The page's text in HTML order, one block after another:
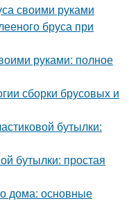
своими руками
бруса при
руками: полное
сборки брусовых и
бутылки:
бутылки: простая
дома: основные